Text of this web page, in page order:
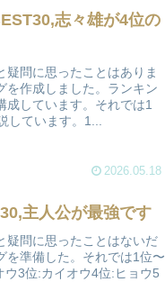
志々雄が4位の
疑問に思ったことはありま
を作成しました。ランキン
成しています。それでは1
しています。1...
2026.05.18
主人公が最強です
疑問に思ったことはないだ
を準備した。それでは1位〜
3位:カイオウ4位:ヒョウ5